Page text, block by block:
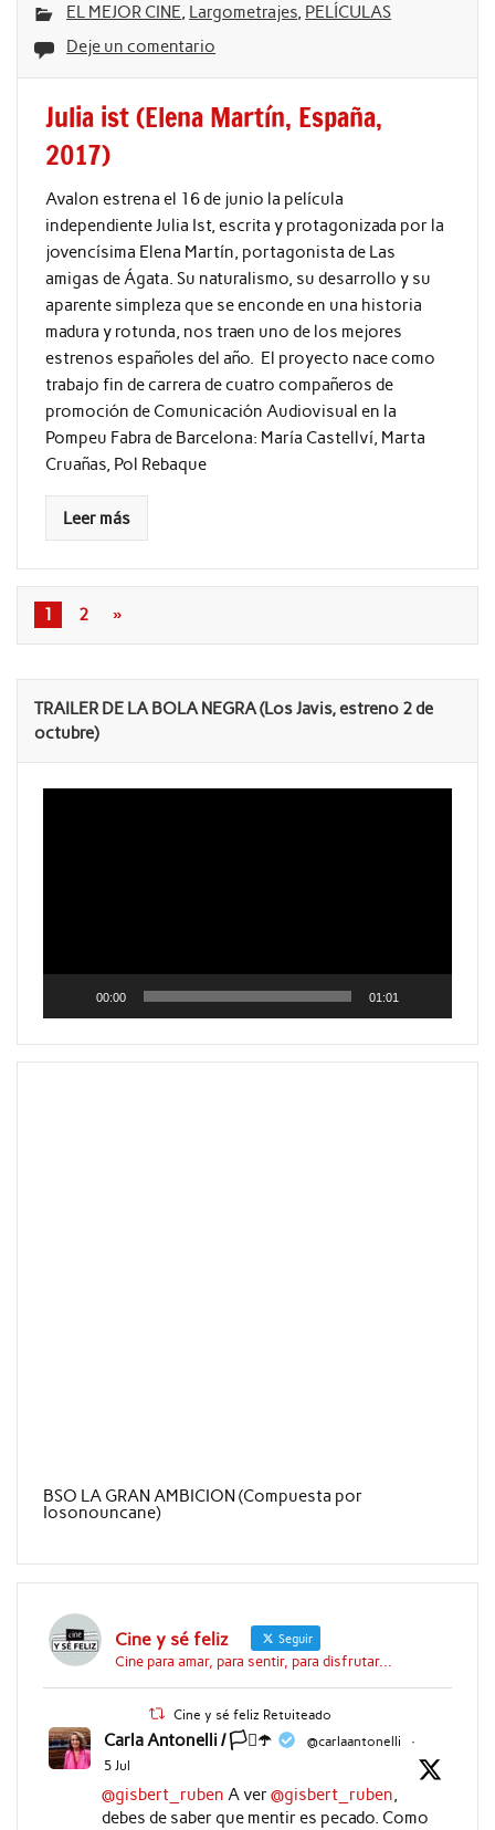
EL MEJOR CINE, Largometrajes, PELÍCULAS
Deje un comentario
Julia ist (Elena Martín, España,
2017)
Avalon estrena el 16 de junio la película
independiente Julia Ist, escrita y protagonizada por la
jovencísima Elena Martín, portagonista de Las
amigas de Ágata. Su naturalismo, su desarrollo y su
aparente simpleza que se enconde en una historia
madura y rotunda, nos traen uno de los mejores
estrenos españoles del año. El proyecto nace como
trabajo fin de carrera de cuatro compañeros de
promoción de Comunicación Audiovisual en la
Pompeu Fabra de Barcelona: María Castellví, Marta
Cruañas, Pol Rebaque
Leer más
1 2 »
TRAILER DE LA BOLA NEGRA (Los Javis, estreno 2 de
octubre)
Reproductor
00:00 01:01
BSO LA GRAN AMBICION (Compuesta por
Iosonouncane)
Cine y sé feliz Seguir
Cine para amar, para sentir, para disfrutar...
Cine y sé feliz Retuiteado
Carla Antonelli / 🏳️‍⚧️☂️ @carlaantonelli
·
5 Jul
@gisbert_ruben A ver@gisbert_ruben,
debes de saber que mentir es pecado. Como